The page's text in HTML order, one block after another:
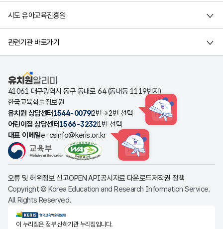
시도 유아교육진흥원
관련기관 바로가기
유치원알리미
41061 대구광역시 동구 동내로 64 (동내동 1119번지)
한국교육학술정보원
유치원 상담센터 1544-00792번→2번 선택 HINT
어린이집 상담센터1566-32321번 선택
대표 이메일e-csinfo@keris.or.kr
HINT
오류 및 허위정보 신고OPEN API공시자료 다운로드저작권 정책
Copyright © Korea Education and Research Information Service.
All Rights Reserved.
KERIS한국교육학술정보원
이 누리집은 정부 산하기관 누리집입니다.